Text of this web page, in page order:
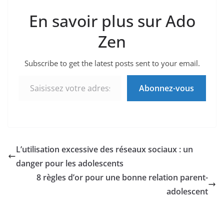
En savoir plus sur Ado
Zen
Subscribe to get the latest posts sent to your email.
Abonnez-vous
L’utilisation excessive des réseaux sociaux : un
danger pour les adolescents
8 règles d’or pour une bonne relation parent-
adolescent